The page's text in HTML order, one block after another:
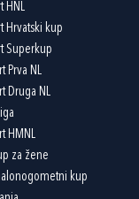
HNL
Hrvatski kup
Superkup
Prva NL
Druga NL
HMNL
za žene
kup